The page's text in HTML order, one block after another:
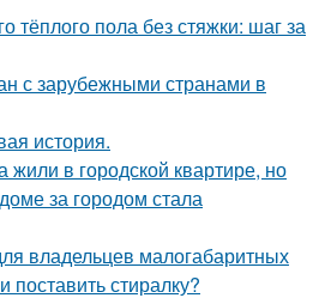
тёплого пола без стяжки: шаг за
с зарубежными странами в
история.
жили в городской квартире, но
за городом стала
владельцев малогабаритных
поставить стиралку?